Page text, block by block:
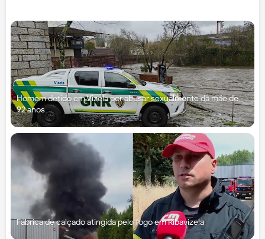
Homem detido em Vizela por abusar sexualmente da mãe de
92 anos
Fábrica de calçado atingida pelo fogo em Ribavizela